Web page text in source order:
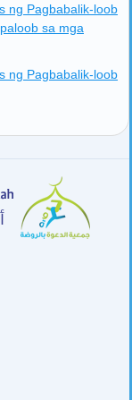
ng Pagbabalik-loob
sa mga
ng Pagbabalik-loob